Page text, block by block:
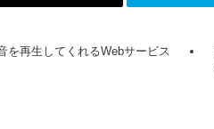
を再生してくれるWebサービス